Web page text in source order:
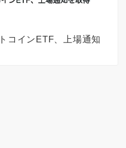
コインETF、上場通知